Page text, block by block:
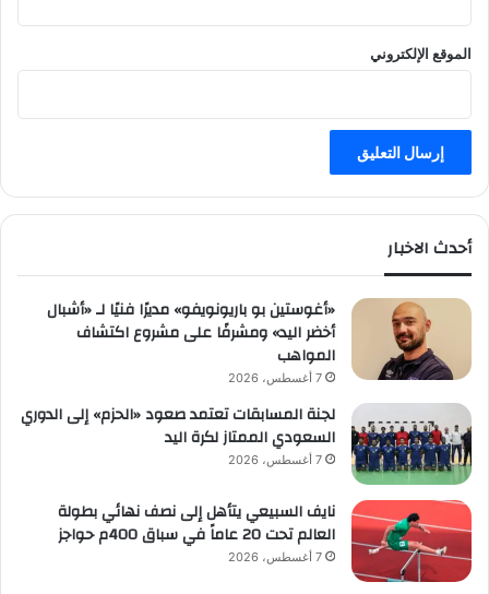
الموقع الإلكتروني
أحدث الاخبار
«أغوستين بو باريونويفو» مديرًا فنيًا لـ «أشبال
أخضر اليد» ومشرفًا على مشروع اكتشاف
المواهب
7 أغسطس، 2026
لجنة المسابقات تعتمد صعود «الحزم» إلى الدوري
السعودي الممتاز لكرة اليد
7 أغسطس، 2026
نايف السبيعي يتأهل إلى نصف نهائي بطولة
العالم تحت 20 عاماً في سباق 400م حواجز
7 أغسطس، 2026